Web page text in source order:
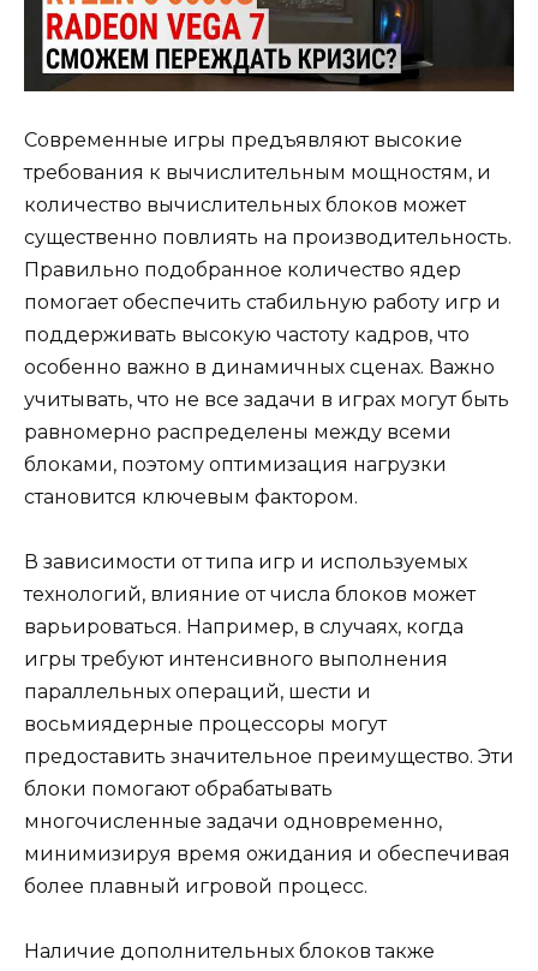
Современные игры предъявляют высокие
требования к вычислительным мощностям, и
количество вычислительных блоков может
существенно повлиять на производительность.
Правильно подобранное количество ядер
помогает обеспечить стабильную работу игр и
поддерживать высокую частоту кадров, что
особенно важно в динамичных сценах. Важно
учитывать, что не все задачи в играх могут быть
равномерно распределены между всеми
блоками, поэтому оптимизация нагрузки
становится ключевым фактором.
В зависимости от типа игр и используемых
технологий, влияние от числа блоков может
варьироваться. Например, в случаях, когда
игры требуют интенсивного выполнения
параллельных операций, шести и
восьмиядерные процессоры могут
предоставить значительное преимущество. Эти
блоки помогают обрабатывать
многочисленные задачи одновременно,
минимизируя время ожидания и обеспечивая
более плавный игровой процесс.
Наличие дополнительных блоков также